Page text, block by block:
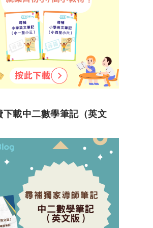
下載中二數學筆記（英文